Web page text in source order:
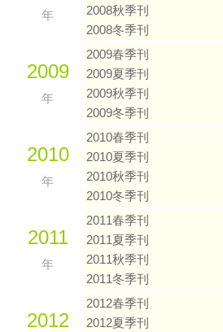
年
2008秋季刊
2008冬季刊
2009
年
2009春季刊
2009夏季刊
2009秋季刊
2009冬季刊
2010
年
2010春季刊
2010夏季刊
2010秋季刊
2010冬季刊
2011
年
2011春季刊
2011夏季刊
2011秋季刊
2011冬季刊
2012
2012春季刊
2012夏季刊